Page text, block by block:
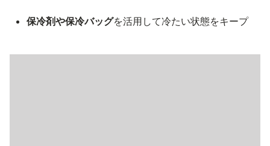
保冷剤や保冷バッグを活用して冷たい状態をキープ